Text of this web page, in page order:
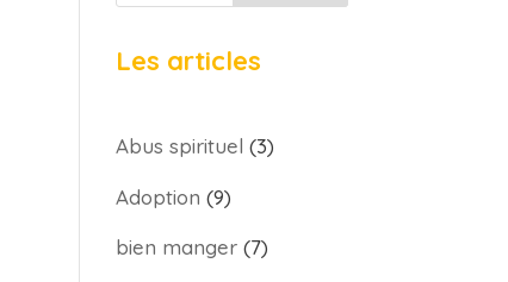
Les articles
Abus spirituel (3)
Adoption (9)
bien manger (7)